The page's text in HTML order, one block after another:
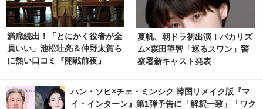
満席続出！「とにかく役者が全
員いい」池松壮亮＆仲野太賀ら
に熱い口コミ『開戦前夜』
夏帆、朝ドラ初出演！バカリズ
ム×森田望智「巡るスワン」警
察署新キャスト発表
ハン・ソヒ×チェ・ミンシク 韓国リメイク版『マ
イ・インターン』第1弾予告に「解釈一致」「ワク